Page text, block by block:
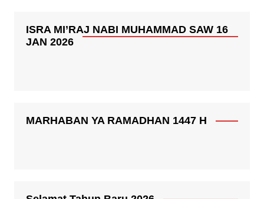
ISRA MI’RAJ NABI MUHAMMAD SAW 16
JAN 2026
MARHABAN YA RAMADHAN 1447 H